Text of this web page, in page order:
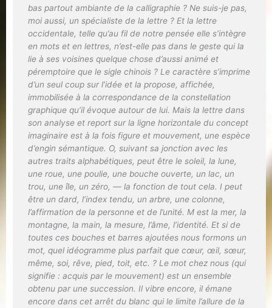
bas partout ambiante de la calligraphie ? Ne suis-je pas,
moi aussi, un spécialiste de la lettre ? Et la lettre
occidentale, telle qu’au fil de notre pensée elle s’intègre
en mots et en lettres, n’est-elle pas dans le geste qui la
lie à ses voisines quelque chose d’aussi animé et
péremptoire que le sigle chinois ? Le caractère s’imprime
d’un seul coup sur l’idée et la propose, affichée,
immobilisée à la correspondance de la constellation
graphique qu’il évoque autour de lui. Mais la lettre dans
son analyse et report sur la ligne horizontale du concept
imaginaire est à la fois figure et mouvement, une espèce
d’engin sémantique. O, suivant sa jonction avec les
autres traits alphabétiques, peut être le soleil, la lune,
une roue, une poulie, une bouche ouverte, un lac, un
trou, une île, un zéro, — la fonction de tout cela. I peut
être un dard, l’index tendu, un arbre, une colonne,
l’affirmation de la personne et de l’unité. M est la mer, la
montagne, la main, la mesure, l’âme, l’identité. Et si de
toutes ces bouches et barres ajoutées nous formons un
mot, quel idéogramme plus parfait que cœur, œil, sœur,
même, soi, rêve, pied, toit, etc. ? Le motchez nous (qui
signifie : acquis par le mouvement) est un ensemble
obtenu par une succession. Il vibre encore, il émane
encore dans cet arrêt du blanc qui le limite l’allure de la